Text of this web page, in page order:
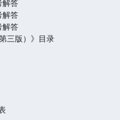
解答
解答
解答
三版）》目录